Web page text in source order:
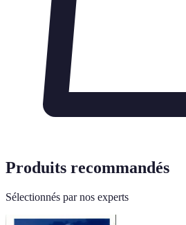
Produits recommandés
Sélectionnés par nos experts